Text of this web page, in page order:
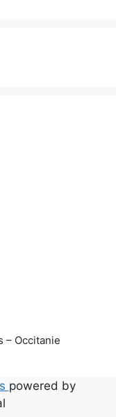
– Occitanie
powered by